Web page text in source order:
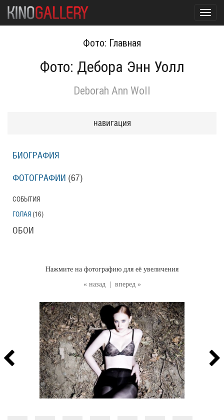
Фото: Главная
Фото: Дебора Энн Уолл
Deborah Ann Woll
« назад вперед »
Нажмите на фотографию для её увеличения
навигация
БИОГРАФИЯ
ФОТОГРАФИИ (67)
СОБЫТИЯ
ГОЛАЯ (16)
ОБОИ